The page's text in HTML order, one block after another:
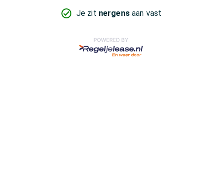
Je zit nergensaan vast